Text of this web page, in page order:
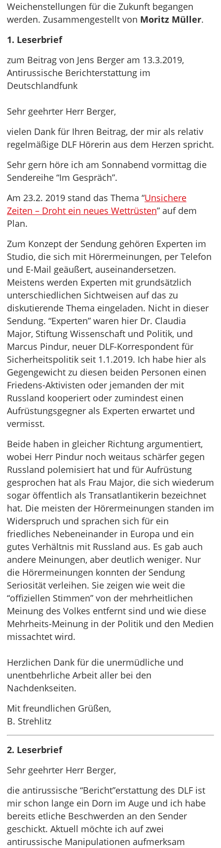
Weichenstellungen für die Zukunft begangen
werden. Zusammengestellt von Moritz Müller.
1. Leserbrief
zum Beitrag von Jens Berger am 13.3.2019,
Antirussische Berichterstattung im
Deutschlandfunk
Sehr geehrter Herr Berger,
vielen Dank für Ihren Beitrag, der mir als relativ
regelmäßige DLF Hörerin aus dem Herzen spricht.
Sehr gern höre ich am Sonnabend vormittag die
Sendereihe “Im Gespräch”.
Am 23.2. 2019 stand das Thema “Unsichere
Zeiten – Droht ein neues Wettrüsten” auf dem
Plan.
Zum Konzept der Sendung gehören Experten im
Studio, die sich mit Hörermeinungen, per Telefon
und E-Mail geäußert, auseinandersetzen.
Meistens werden Experten mit grundsätzlich
unterschiedlichen Sichtweisen auf das zu
diskutierende Thema eingeladen. Nicht in dieser
Sendung. “Experten” waren hier Dr. Claudia
Major, Stiftung Wissenschaft und Politik, und
Marcus Pindur, neuer DLF-Korrespondent für
Sicherheitspolitik seit 1.1.2019. Ich habe hier als
Gegengewicht zu diesen beiden Personen einen
Friedens-Aktivisten oder jemanden der mit
Russland kooperiert oder zumindest einen
Aufrüstungsgegner als Experten erwartet und
vermisst.
Beide haben in gleicher Richtung argumentiert,
wobei Herr Pindur noch weitaus schärfer gegen
Russland polemisiert hat und für Aufrüstung
gesprochen hat als Frau Major, die sich wiederum
sogar öffentlich als Transatlantikerin bezeichnet
hat. Die meisten der Hörermeinungen standen im
Widerspruch und sprachen sich für ein
friedliches Nebeneinander in Europa und ein
gutes Verhältnis mit Russland aus. Es gab auch
andere Meinungen, aber deutlich weniger. Nur
die Hörermeinungen konnten der Sendung
Seriosität verleihen. Sie zeigen wie weit die
“offiziellen Stimmen” von der mehrheitlichen
Meinung des Volkes entfernt sind und wie diese
Mehrheits-Meinung in der Politik und den Medien
missachtet wird.
Herzlichen Dank für die unermüdliche und
unentbehrliche Arbeit aller bei den
Nachdenkseiten.
Mit freundlichen Grüßen,
B. Strehlitz
2. Leserbrief
Sehr geehrter Herr Berger,
die antirussische “Bericht”erstattung des DLF ist
mir schon lange ein Dorn im Auge und ich habe
bereits etliche Beschwerden an den Sender
geschickt. Aktuell möchte ich auf zwei
antirussische Manipulationen aufmerksam